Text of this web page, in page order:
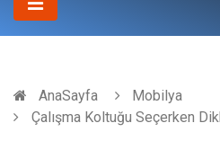
AnaSayfa
Mobilya
Çalışma Koltuğu Seçerken